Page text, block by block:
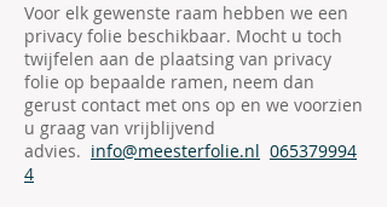
Voor elk gewenste raam hebben we een
privacy folie beschikbaar. Mocht u toch
twijfelen aan de plaatsing van privacy
folie op bepaalde ramen, neem dan
gerust contact met ons op en we voorzien
u graag van vrijblijvend
advies. info@meesterfolie.nl 065379994
4